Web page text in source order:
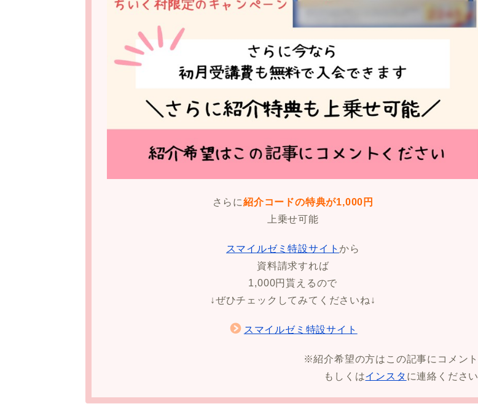
さらに紹介コードの特典が1,000円
上乗せ可能
スマイルゼミ特設サイトから
資料請求すれば
1,000円貰えるので
↓ぜひチェックしてみてくださいね↓
スマイルゼミ特設サイト
※紹介希望の方はこの記事にコメント
もしくはインスタ に連絡ください